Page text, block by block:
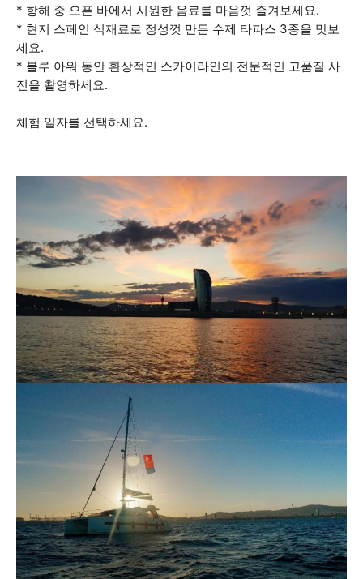
* 항해 중 오픈 바에서 시원한 음료를 마음껏 즐겨보세요.
* 현지 스페인 식재료로 정성껏 만든 수제 타파스 3종을 맛보
세요.
* 블루 아워 동안 환상적인 스카이라인의 전문적인 고품질 사
진을 촬영하세요.
체험 일자를 선택하세요.